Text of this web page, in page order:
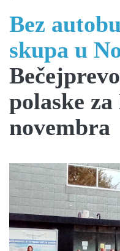
Bez
skupa u
polaske
novembra